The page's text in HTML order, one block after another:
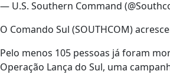
— U.S. Southern Command
O Comando Sul (SOUTHCOM)
Pelo menos 105 pessoas já foram
Operação Lança do Sul, uma